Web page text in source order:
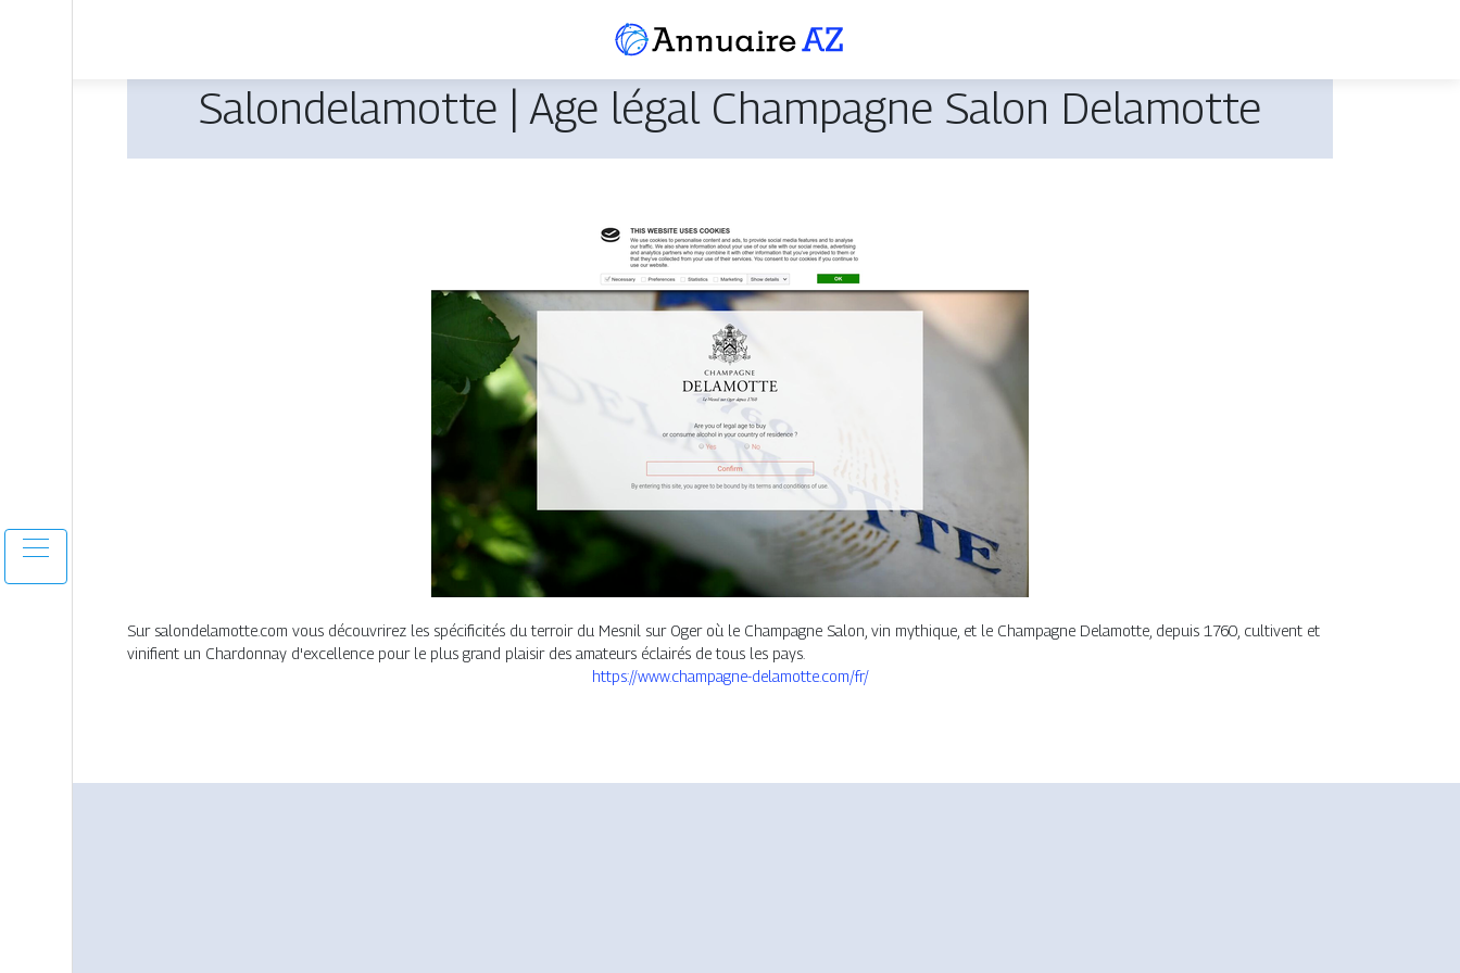
Salon­dela­mot­te | Age légal Champagne Salon Delamotte
Sur salondelamotte.com vous découvrirez les spécificités du terroir du Mesnil sur Oger où le Champagne Salon, vin mythique, et le Champagne Delamotte, depuis 1760, cultivent et
vinifient un Chardonnay d'excellence pour le plus grand plaisir des amateurs éclairés de tous les pays.
https://www.champagne-delamotte.com/fr/